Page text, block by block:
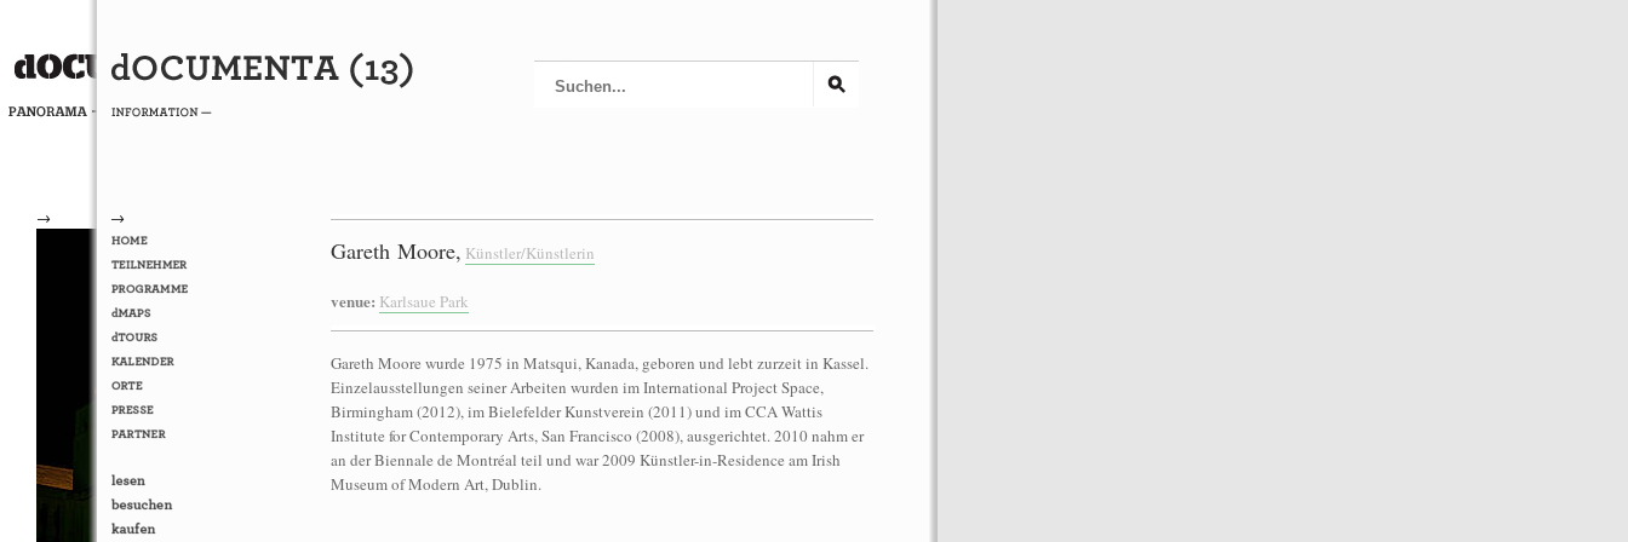
→ →
Gareth Moore, Künstler/Künstlerin
venue: Karlsaue Park
Gareth Moore wurde 1975 in Matsqui, Kanada, geboren und lebt zurzeit in Kassel.
Einzelausstellungen seiner Arbeiten wurden im International Project Space,
Birmingham (2012), im Bielefelder Kunstverein (2011) und im CCA Wattis
Institute for Contemporary Arts, San Francisco (2008), ausgerichtet. 2010 nahm er
an der Biennale de Montréal teil und war 2009 Künstler-in-Residence am Irish
Museum of Modern Art, Dublin.